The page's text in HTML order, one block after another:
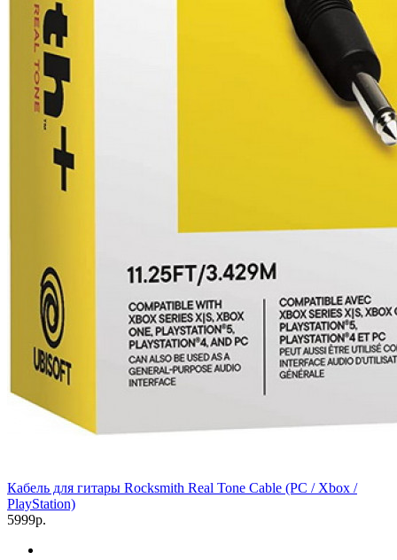
Кабель для гитары Rocksmith Real Tone Cable (PC / Xbox /
PlayStation)
5999р.